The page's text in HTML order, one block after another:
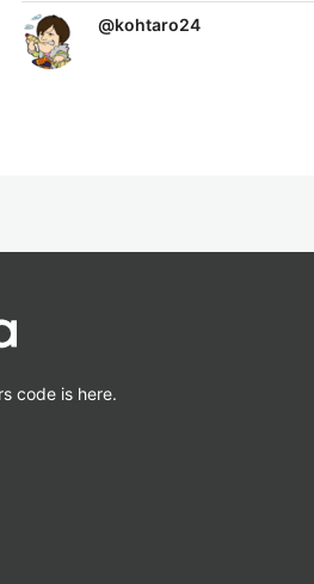
@kohtaro24
code is here.